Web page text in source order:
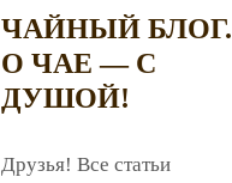
ЧАЙНЫЙ БЛОГ.
О ЧАЕ — С
ДУШОЙ!
Друзья! Все статьи